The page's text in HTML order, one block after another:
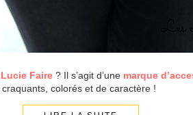
Faire ? Il s’agit d’une marque
colorés et de caractère !